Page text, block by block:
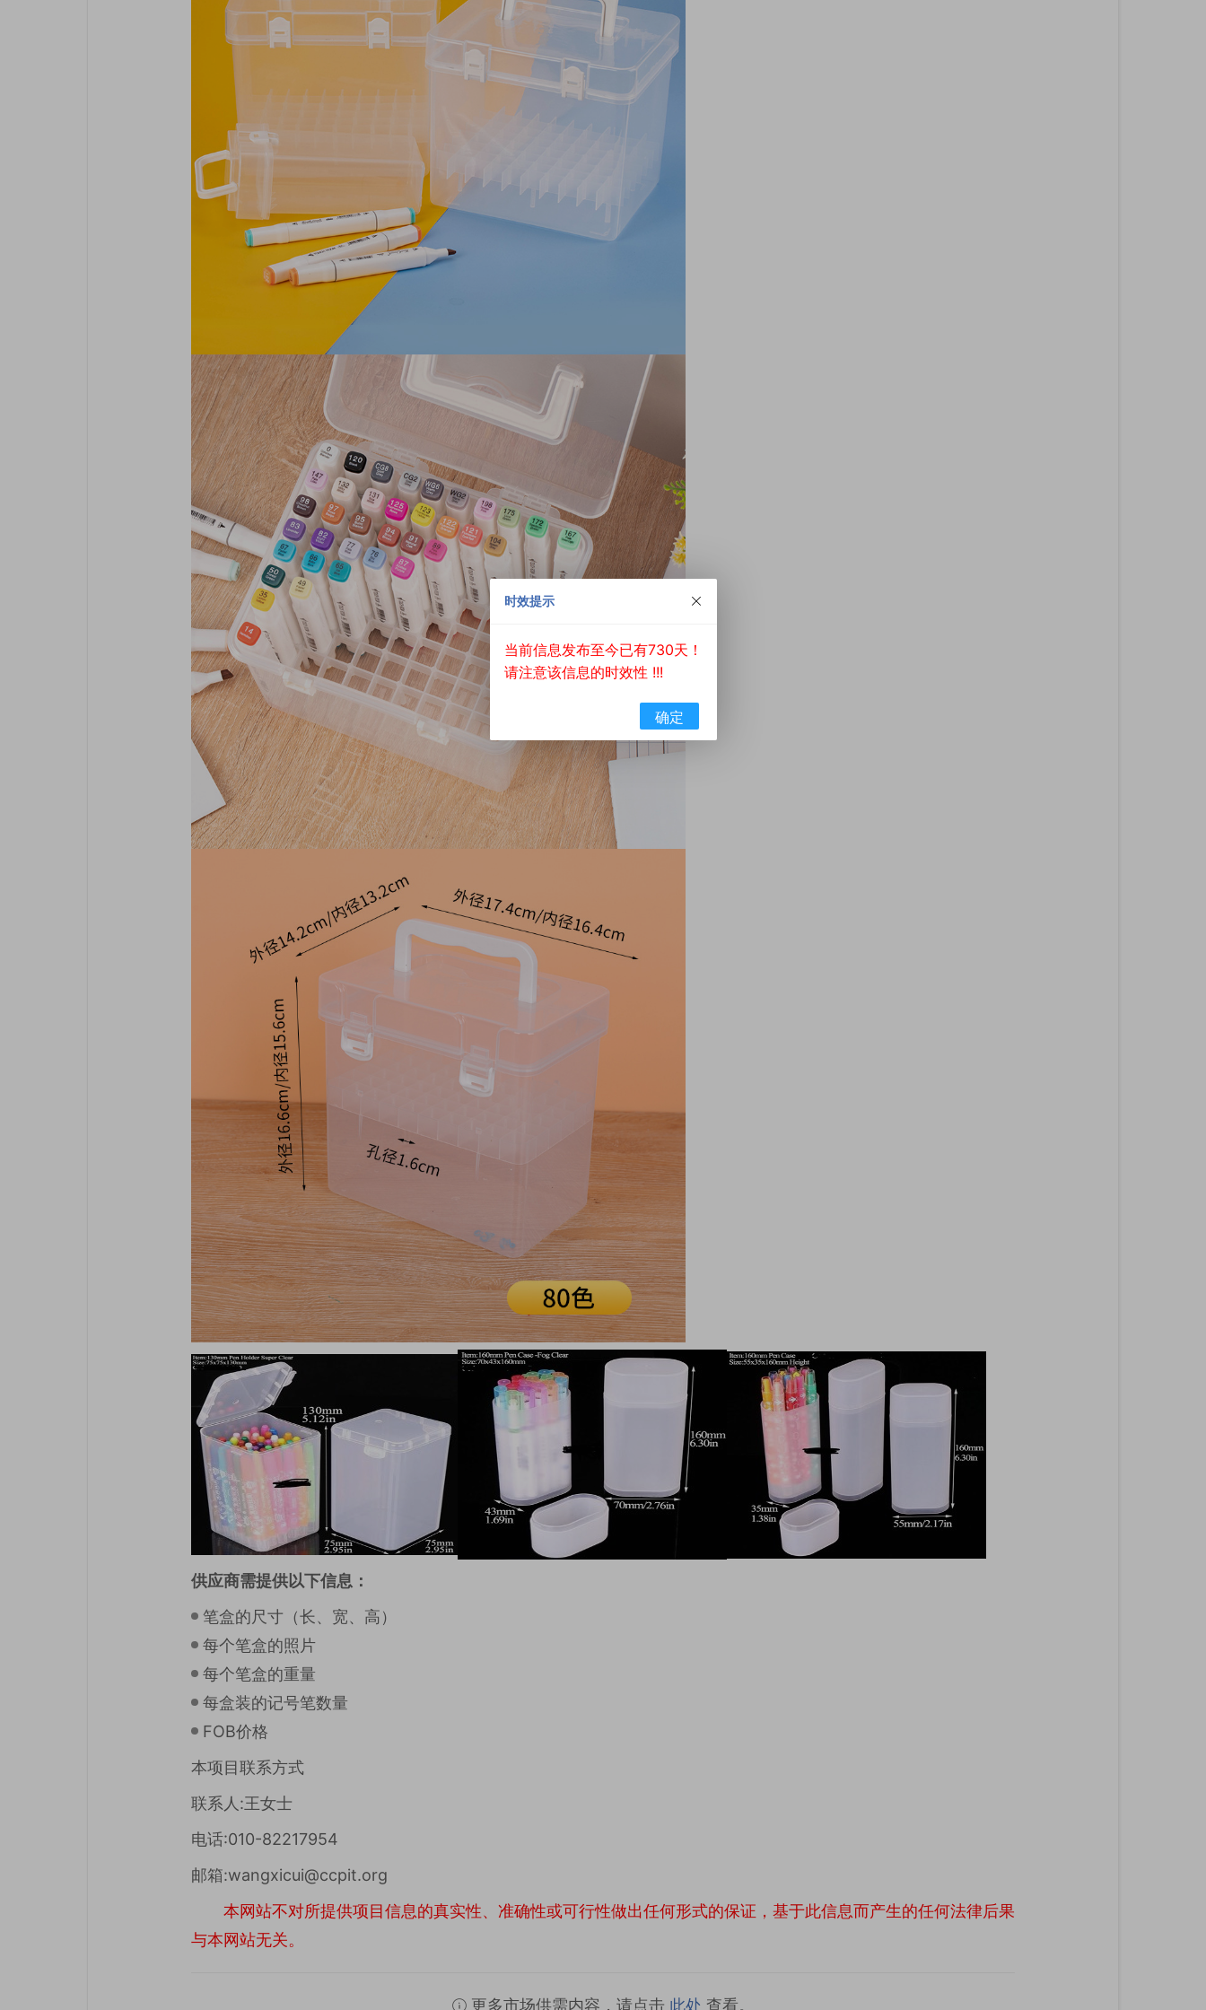
供应商需提供以下信息：
笔盒的尺寸（长、宽、高）
每个笔盒的照片
每个笔盒的重量
每盒装的记号笔数量
FOB价格
本项目联系方式
联系人:王女士
电话:010-82217954
邮箱:wangxicui@ccpit.org
本网站不对所提供项目信息的真实性、准确性或可行性做出任何形式的保证，基于此信息而产生的任何法律后果
与本网站无关。
更多市场供需内容，请点击 此处 查看。
时效提示
当前信息发布至今已有730天！
请注意该信息的时效性 !!!
确定